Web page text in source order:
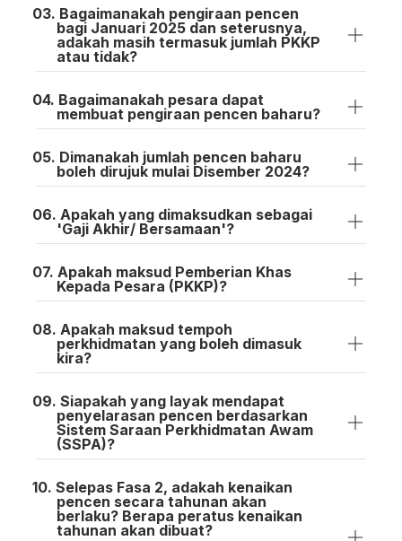
Bagaimanakah pengiraan pencen
bagi Januari 2025 dan seterusnya,
adakah masih termasuk jumlah PKKP
atau tidak?
Bagaimanakah pesara dapat
membuat pengiraan pencen baharu?
Dimanakah jumlah pencen baharu
boleh dirujuk mulai Disember 2024?
Apakah yang dimaksudkan sebagai
'Gaji Akhir/ Bersamaan'?
Apakah maksud Pemberian Khas
Kepada Pesara (PKKP)?
Apakah maksud tempoh
perkhidmatan yang boleh dimasuk
kira?
Siapakah yang layak mendapat
penyelarasan pencen berdasarkan
Sistem Saraan Perkhidmatan Awam
(SSPA)?
Selepas Fasa 2, adakah kenaikan
pencen secara tahunan akan
berlaku? Berapa peratus kenaikan
tahunan akan dibuat?